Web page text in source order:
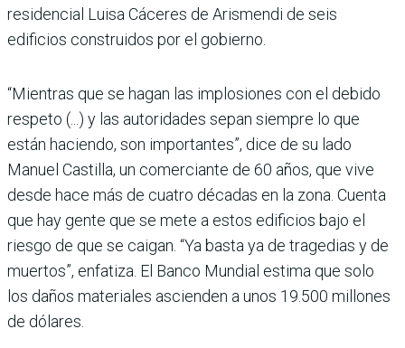
residencial Luisa Cáceres de Arismendi de seis
edificios construidos por el gobierno.
“Mientras que se hagan las implosiones con el debido
respeto (...) y las autoridades sepan siempre lo que
están haciendo, son importantes”, dice de su lado
Manuel Castilla, un comerciante de 60 años, que vive
desde hace más de cuatro décadas en la zona. Cuenta
que hay gente que se mete a estos edificios bajo el
riesgo de que se caigan. “Ya basta ya de tragedias y de
muertos”, enfatiza. El Banco Mundial estima que solo
los daños materiales ascienden a unos 19.500 millones
de dólares.